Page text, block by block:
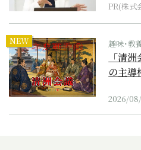
PR(株式
NEW 趣味･教
「清
の主
2026/